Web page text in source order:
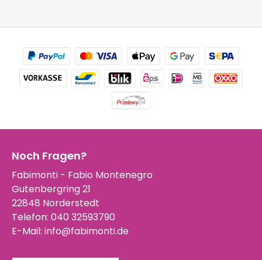
Noch Fragen?
Fabimonti - Fabio Montenegro
Gutenbergring 21
22848 Norderstedt
Telefon: 040 32593790
E-Mail: info@fabimonti.de